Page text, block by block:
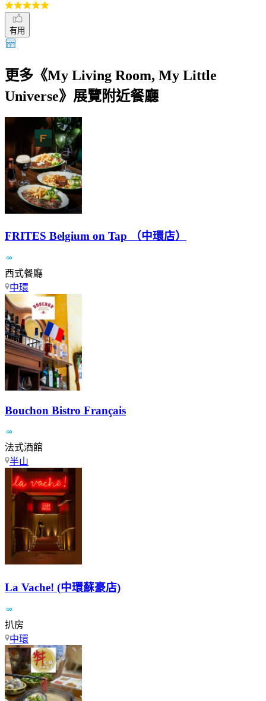
有用
更多《My Living Room, My Little
Universe》展覽附近餐廳
FRITES Belgium on Tap （中環店）
西式餐廳
中環
Bouchon Bistro Français
法式酒館
半山
La Vache! (中環蘇豪店)
扒房
中環